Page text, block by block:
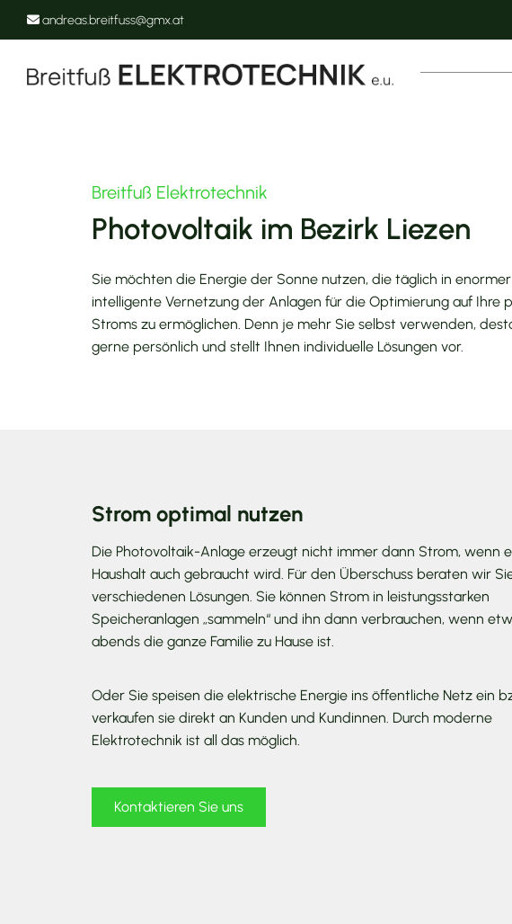
 andreas.breitfuss@gmx.at
Breitfuß Elektrotechnik
Photovoltaik im Bezirk Liezen
Sie möchten die Energie der Sonne nutzen, die täglich in
intelligente Vernetzung der Anlagen für die Optimierung auf Ihre
Stroms zu ermöglichen. Denn je mehr Sie selbst verwenden,
gerne persönlich und stellt Ihnen individuelle Lösungen vor.
Strom optimal nutzen
Die Photovoltaik-Anlage erzeugt nicht immer dann Strom, wenn
Haushalt auch gebraucht wird. Für den Überschuss beraten wir
verschiedenen Lösungen. Sie können Strom in leistungsstarken
Speicheranlagen „sammeln“ und ihn dann verbrauchen, wenn
abends die ganze Familie zu Hause ist.
Oder Sie speisen die elektrische Energie ins öffentliche Netz ein
verkaufen sie direkt an Kunden und Kundinnen. Durch moderne
Elektrotechnik ist all das möglich.
Kontaktieren Sie uns